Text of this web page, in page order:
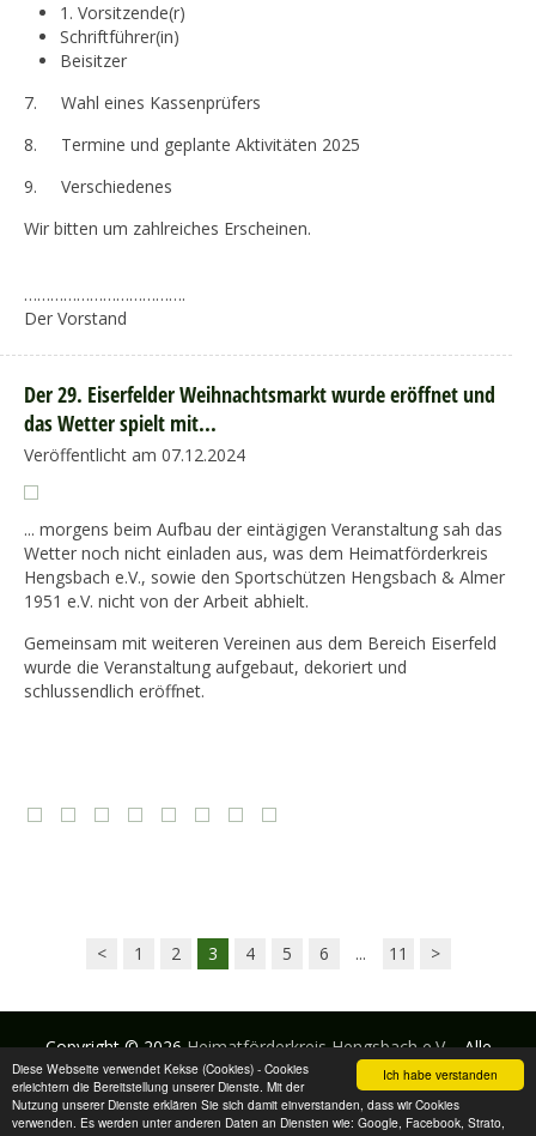
Ich habe verstanden
Diese Webseite verwendet Kekse (Cookies) - Cookies
erleichtern die Bereitstellung unserer Dienste. Mit der
Nutzung unserer Dienste erklären Sie sich damit einverstanden, dass wir Cookies
verwenden. Es werden unter anderen Daten an Diensten wie: Google, Facebook, Strato,
1. Vorsitzende(r)
Schriftführer(in)
Beisitzer
7. Wahl eines Kassenprüfers
8. Termine und geplante Aktivitäten 2025
9. Verschiedenes
Wir bitten um zahlreiches Erscheinen.
……………………………….
Der Vorstand
Der 29. Eiserfelder Weihnachtsmarkt wurde eröffnet und
das Wetter spielt mit...
Veröffentlicht am 07.12.2024
... morgens beim Aufbau der eintägigen Veranstaltung sah das
Wetter noch nicht einladen aus, was dem Heimatförderkreis
Hengsbach e.V., sowie den Sportschützen Hengsbach & Almer
1951 e.V. nicht von der Arbeit abhielt.
Gemeinsam mit weiteren Vereinen aus dem Bereich Eiserfeld
wurde die Veranstaltung aufgebaut, dekoriert und
schlussendlich eröffnet.
< 1 2 3 4 5 6 ... 11 >
Copyright © 2026Heimatförderkreis Hengsbach e.V.- Alle
Rechte vorbehalten
Impressum Datenschutzbestimmung